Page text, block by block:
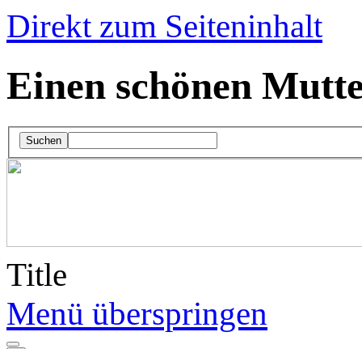
Direkt zum Seiteninhalt
Einen schönen
Suchen
Title
Menü überspringen